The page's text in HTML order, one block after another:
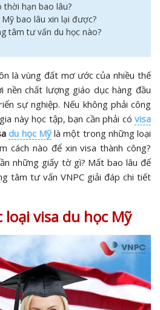
thời hạn bao lâu?
bao lâu xin lại được?
tâm tư vấn du học nào?
là vùng đất mơ ước của nhiều thế
nền chất lượng giáo dục hàng đầu
sự nghiệp. Nếu không phải công
này học tập, bạn cần phải có visa
du học Mỹlà một trong những loại
cách nào để xin visa thành công?
những giấy tờ gì? Mất bao lâu để
tâm tư vấn VNPC giải đáp chi tiết
loại visa du học Mỹ